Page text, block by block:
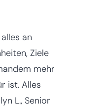
an
Ziele
mehr
ist. Alles
L., Senior